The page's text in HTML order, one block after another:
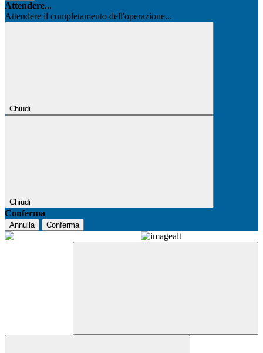
Attendere...
Attendere il completamento dell'operazione...
Chiudi
Chiudi
Conferma
Annulla Conferma